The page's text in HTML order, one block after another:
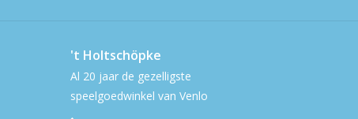
't Holtschöpke
Al 20 jaar de gezelligste
speelgoedwinkel van Venlo